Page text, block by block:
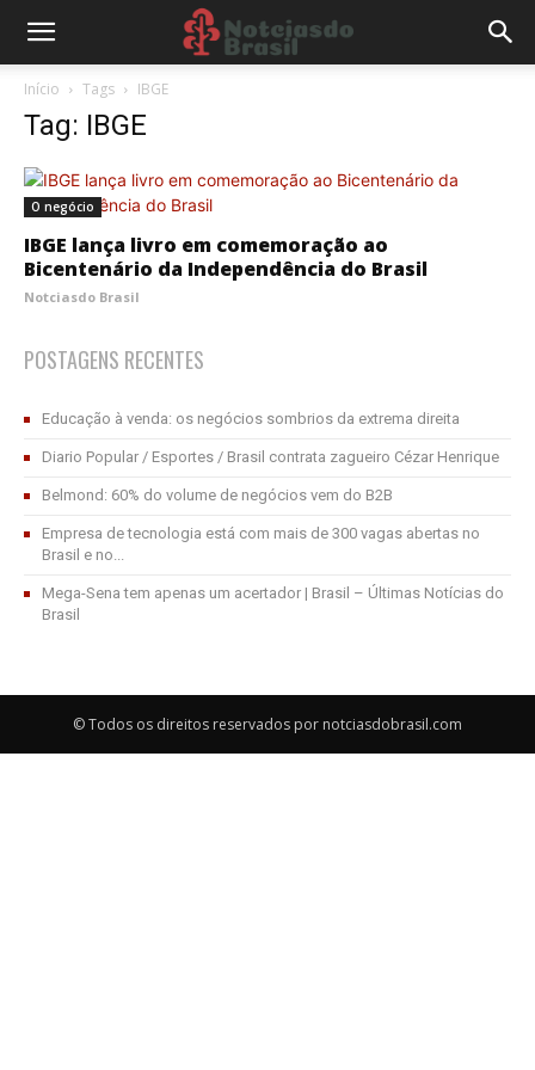
Início Tags IBGE
Tag: IBGE
O negócio
IBGE lança livro em comemoração ao
Bicentenário da Independência do Brasil
Notciasdo Brasil
POSTAGENS RECENTES
Educação à venda: os negócios sombrios da extrema direita
Diario Popular / Esportes / Brasil contrata zagueiro Cézar Henrique
Belmond: 60% do volume de negócios vem do B2B
Empresa de tecnologia está com mais de 300 vagas abertas no
Brasil e no...
Mega-Sena tem apenas um acertador | Brasil – Últimas Notícias do
Brasil
© Todos os direitos reservados por notciasdobrasil.com